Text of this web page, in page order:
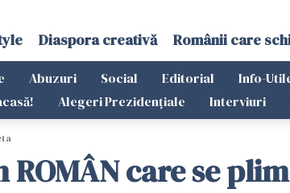
Diaspora creativă Românii care
Abuzuri Social Editorial Info-
Alegeri Prezidențiale Interviuri
care se